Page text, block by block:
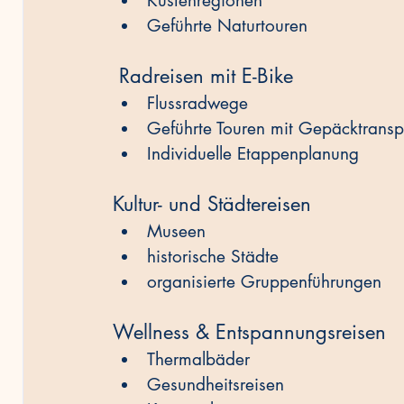
Geführte Naturtouren
Radreisen mit E-Bike
Flussradwege
Geführte Touren mit
Individuelle Etappenplanung
Kultur- und Städtereisen
Museen
historische Städte
organisierte Gruppenführungen
Wellness & Entspannungsreisen
Thermalbäder
Gesundheitsreisen